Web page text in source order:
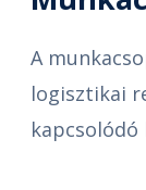
A
logisztikai
kapcsolódó